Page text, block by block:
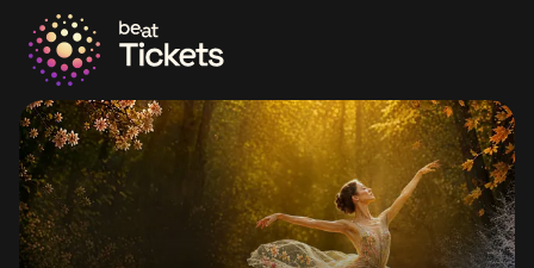
Ga naar de homepage